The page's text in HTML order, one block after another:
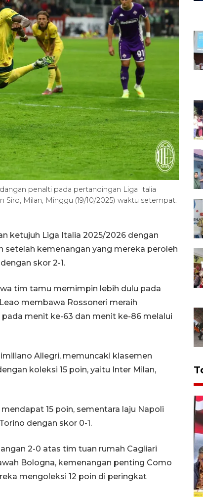
penalti pada pertandingan Liga Italia
Milan, Minggu (19/10/2025) waktu setempat.
ketujuh Liga Italia 2025/2026 dengan
kemenangan yang mereka peroleh
skor 2-1.
tim tamu memimpin lebih dulu pada
membawa Rossoneri meraih
menit ke-63 dan menit ke-86 melalui
Allegri, memuncaki klasemen
koleksi 15 poin, yaitu Inter Milan,
15 poin, sementara laju Napoli
dengan skor 0-1.
2-0 atas tim tuan rumah Cagliari
Bologna, kemenangan penting Como
mengoleksi 12 poin di peringkat